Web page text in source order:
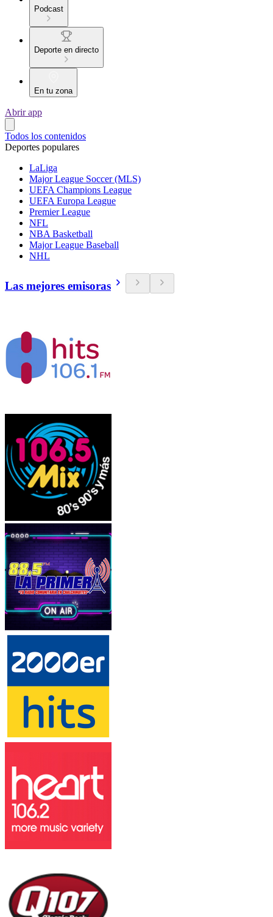
Podcast
Deporte en directo
En tu zona
Abrir app
Todos los contenidos
Deportes populares
LaLiga
Major League Soccer (MLS)
UEFA Champions League
UEFA Europa League
Premier League
NFL
NBA Basketball
Major League Baseball
NHL
Las mejores emisoras